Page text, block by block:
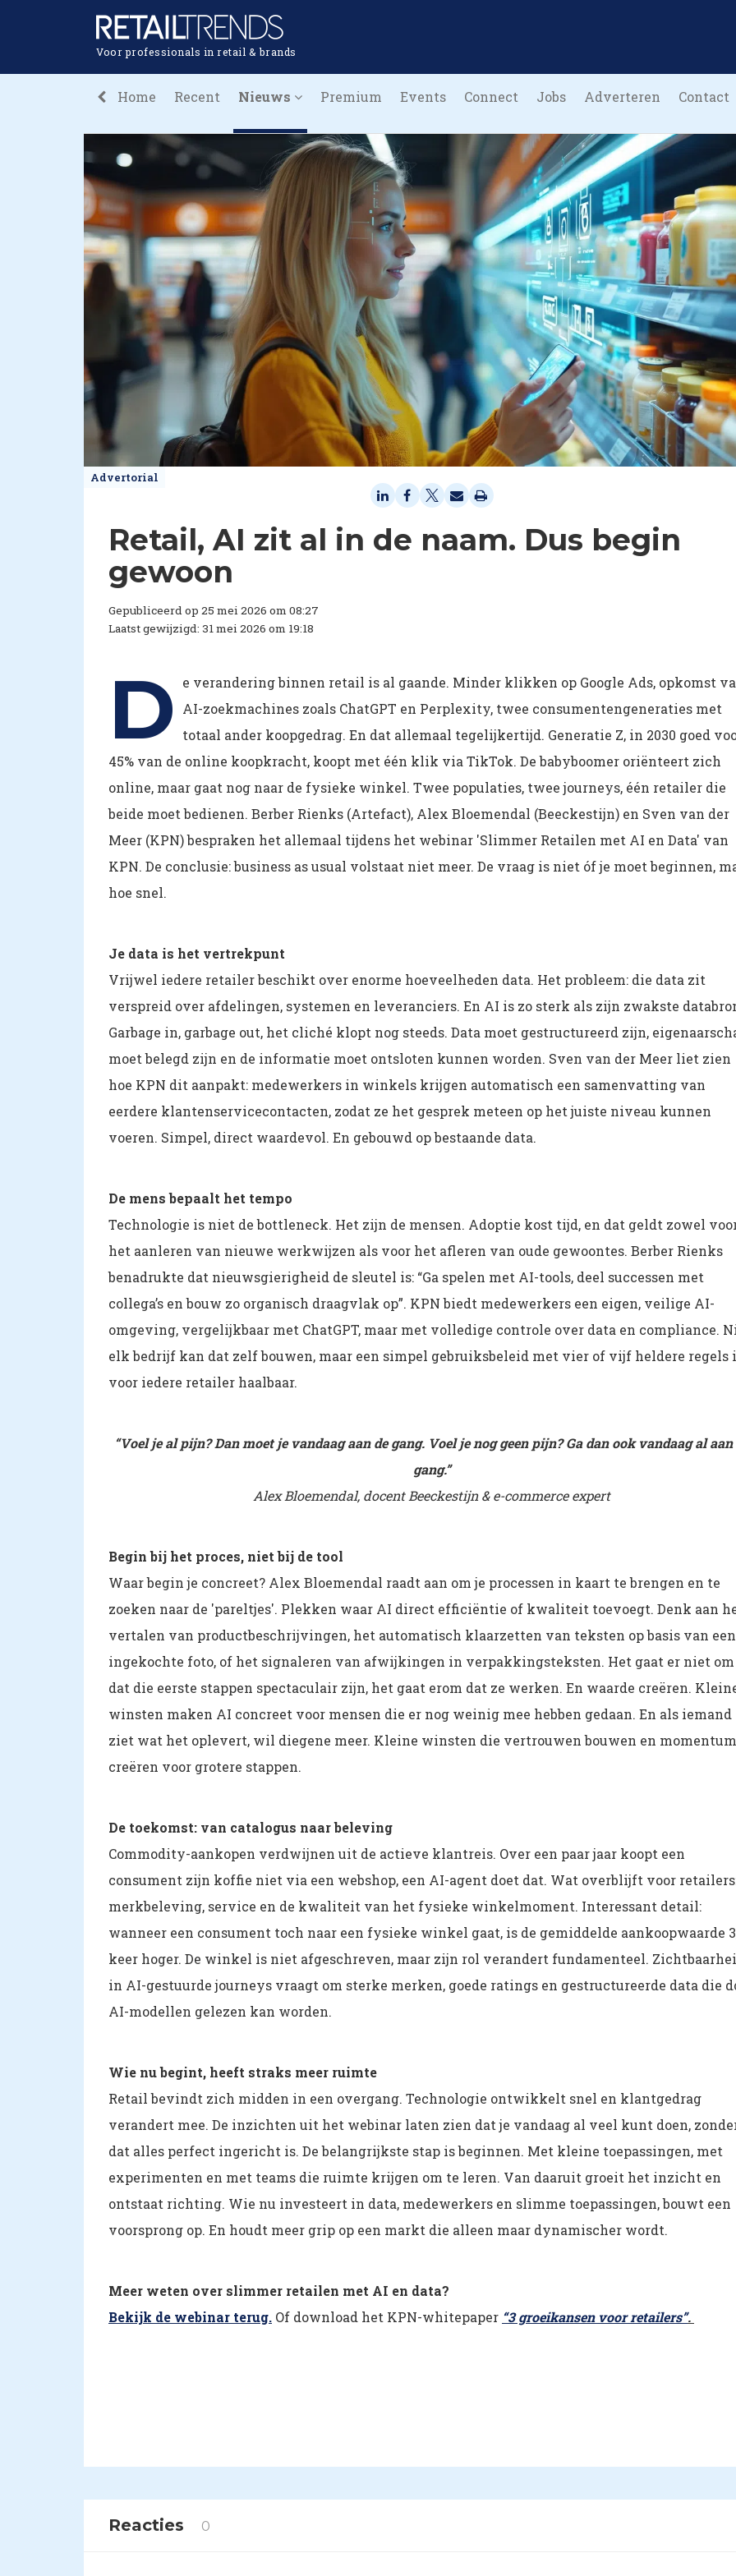
Voor professionals in retail & brands
Home Recent Nieuws Premium Events Connect Jobs Adverteren Contact
Advertorial
Retail, AI zit al in de naam. Dus begin
gewoon
Gepubliceerd op 25 mei 2026 om 08:27
Laatst gewijzigd: 31 mei 2026 om 19:18
D
e verandering binnen retail is al gaande. Minder klikken op Google Ads, opkomst
AI-zoekmachines zoals ChatGPT en Perplexity, twee consumentengeneraties met
totaal ander koopgedrag. En dat allemaal tegelijkertijd. Generatie Z, in 2030 goed
45% van de online koopkracht, koopt met één klik via TikTok. De babyboomer oriënteert zich
online, maar gaat nog naar de fysieke winkel. Twee populaties, twee journeys, één retailer die
beide moet bedienen. Berber Rienks (Artefact), Alex Bloemendal (Beeckestijn) en Sven van der
Meer (KPN) bespraken het allemaal tijdens het webinar 'Slimmer Retailen met AI en Data' van
KPN. De conclusie: business as usual volstaat niet meer. De vraag is niet óf je moet beginnen,
hoe snel.
Je data is het vertrekpunt
Vrijwel iedere retailer beschikt over enorme hoeveelheden data. Het probleem: die data zit
verspreid over afdelingen, systemen en leveranciers. En AI is zo sterk als zijn zwakste
Garbage in, garbage out, het cliché klopt nog steeds. Data moet gestructureerd zijn,
moet belegd zijn en de informatie moet ontsloten kunnen worden. Sven van der Meer liet zien
hoe KPN dit aanpakt: medewerkers in winkels krijgen automatisch een samenvatting van
eerdere klantenservicecontacten, zodat ze het gesprek meteen op het juiste niveau kunnen
voeren. Simpel, direct waardevol. En gebouwd op bestaande data.
De mens bepaalt het tempo
Technologie is niet de bottleneck. Het zijn de mensen. Adoptie kost tijd, en dat geldt zowel
het aanleren van nieuwe werkwijzen als voor het afleren van oude gewoontes. Berber Rienks
benadrukte dat nieuwsgierigheid de sleutel is: “Ga spelen met AI-tools, deel successen met
collega’s en bouw zo organisch draagvlak op”. KPN biedt medewerkers een eigen, veilige AI-
omgeving, vergelijkbaar met ChatGPT, maar met volledige controle over data en compliance.
elk bedrijf kan dat zelf bouwen, maar een simpel gebruiksbeleid met vier of vijf heldere regels
voor iedere retailer haalbaar.
“Voel je al pijn? Dan moet je vandaag aan de gang. Voel je nog geen pijn? Ga dan ook vandaag al aan
gang.”
Alex Bloemendal, docent Beeckestijn & e-commerce expert
Begin bij het proces, niet bij de tool
Waar begin je concreet? Alex Bloemendal raadt aan om je processen in kaart te brengen en te
zoeken naar de 'pareltjes'. Plekken waar AI direct efficiëntie of kwaliteit toevoegt. Denk aan
vertalen van productbeschrijvingen, het automatisch klaarzetten van teksten op basis van een
ingekochte foto, of het signaleren van afwijkingen in verpakkingsteksten. Het gaat er niet om
dat die eerste stappen spectaculair zijn, het gaat erom dat ze werken. En waarde creëren.
winsten maken AI concreet voor mensen die er nog weinig mee hebben gedaan. En als iemand
ziet wat het oplevert, wil diegene meer. Kleine winsten die vertrouwen bouwen en momentum
creëren voor grotere stappen.
De toekomst: van catalogus naar beleving
Commodity-aankopen verdwijnen uit de actieve klantreis. Over een paar jaar koopt een
consument zijn koffie niet via een webshop, een AI-agent doet dat. Wat overblijft voor
merkbeleving, service en de kwaliteit van het fysieke winkelmoment. Interessant detail:
wanneer een consument toch naar een fysieke winkel gaat, is de gemiddelde aankoopwaarde
keer hoger. De winkel is niet afgeschreven, maar zijn rol verandert fundamenteel.
in AI-gestuurde journeys vraagt om sterke merken, goede ratings en gestructureerde data die
AI-modellen gelezen kan worden.
Wie nu begint, heeft straks meer ruimte
Retail bevindt zich midden in een overgang. Technologie ontwikkelt snel en klantgedrag
verandert mee. De inzichten uit het webinar laten zien dat je vandaag al veel kunt doen,
dat alles perfect ingericht is. De belangrijkste stap is beginnen. Met kleine toepassingen, met
experimenten en met teams die ruimte krijgen om te leren. Van daaruit groeit het inzicht en
ontstaat richting. Wie nu investeert in data, medewerkers en slimme toepassingen, bouwt een
voorsprong op. En houdt meer grip op een markt die alleen maar dynamischer wordt.
Meer weten over slimmer retailen met AI en data?
Bekijk de webinar terug. Of download het KPN-whitepaper “3 groeikansen voor retailers”.
Reacties 0